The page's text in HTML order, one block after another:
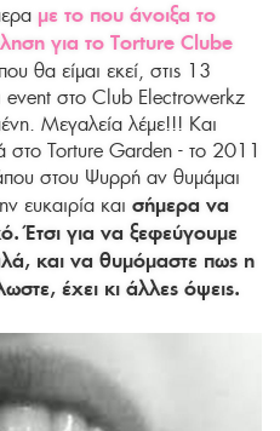
με το που άνοιξα το
για το Torture Clube
θα είμαι εκεί, στις 13
event στο Club Electrowerkz
Μεγαλεία λέμε!!! Και
στο Torture Garden - το 2011
στου Ψυρρή αν θυμάμαι
ευκαιρία και σήμερα να
Έτσι για να ξεφεύγουμε
και να θυμόμαστε πως η
έχει κι άλλες όψεις.